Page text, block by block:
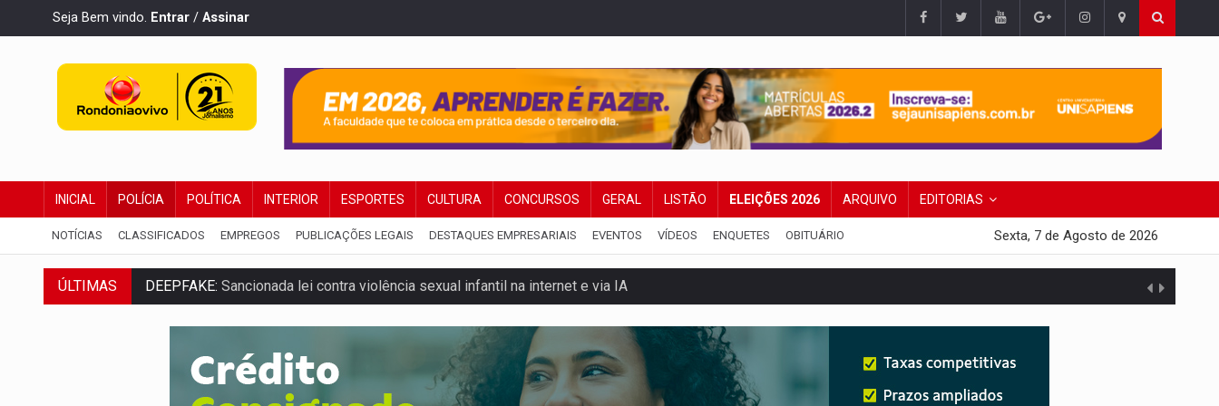
Seja Bem vindo. Entrar / Assinar
INICIAL POLÍCIA POLÍTICA INTERIOR ESPORTES CULTURA CONCURSOS GERAL LISTÃO ELEIÇÕES 2026 ARQUIVO EDITORIAS
NOTÍCIAS CLASSIFICADOS EMPREGOS PUBLICAÇÕES LEGAIS DESTAQUES EMPRESARIAIS EVENTOS VÍDEOS ENQUETES OBITUÁRIO Sexta, 7 de Agosto de 2026
ÚLTIMAS DEEPFAKE: Sancionada lei contra violência sexual infantil na internet e via IA
COLEGIADO:Brasil e Rússia discutem energia nuclear, defesa e ciência em Brasília
URGENTE:Colisão entre caminhão e carro deixa quatro mortos e um em estado grave na BR
ENCONTRO: Amazônia Negra ganha projeção nacional com participação de Marcela Bonfim